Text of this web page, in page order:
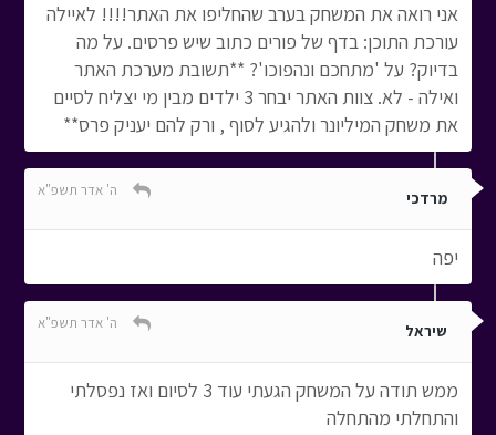
אני רואה את המשחק בערב שהחליפו את האתר!!!! לאיילה
עורכת התוכן: בדף של פורים כתוב שיש פרסים. על מה
בדיוק? על 'מתחכם ונהפוכו'? **תשובת מערכת האתר
ואילה - לא. צוות האתר יבחר 3 ילדים מבין מי יצליח לסיים
את משחק המיליונר ולהגיע לסוף , ורק להם יעניק פרס**
מרדכי ה' אדר תשפ"א
יפה
שיראל ה' אדר תשפ"א
ממש תודה על המשחק הגעתי עוד 3 לסיום ואז נפסלתי
והתחלתי מהתחלה